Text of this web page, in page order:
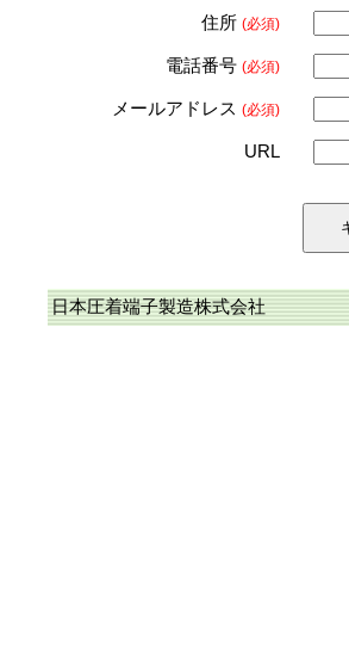
住所 (必須)
電話番号 (必須)
メールアドレス (必須)
URL
日本圧着端子製造株式会社